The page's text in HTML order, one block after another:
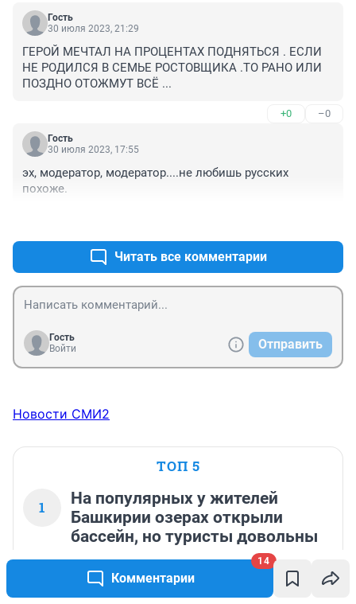
Комментарии
14
Гость
30 июля 2023, 21:29
ГЕРОЙ МЕЧТАЛ НА ПРОЦЕНТАХ ПОДНЯТЬСЯ . ЕСЛИ
НЕ РОДИЛСЯ В СЕМЬЕ РОСТОВЩИКА .ТО РАНО ИЛИ
ПОЗДНО ОТОЖМУТ ВСЁ ...
+0 –0
Гость
30 июля 2023, 17:55
эх, модератор, модератор....не любишь русских
похоже.
Читать все комментарии
Гость
Войти
Отправить
Новости СМИ2
ТОП 5
1
На популярных у жителей
Башкирии озерах открыли
бассейн, но туристы довольны
не всем
119 472 32